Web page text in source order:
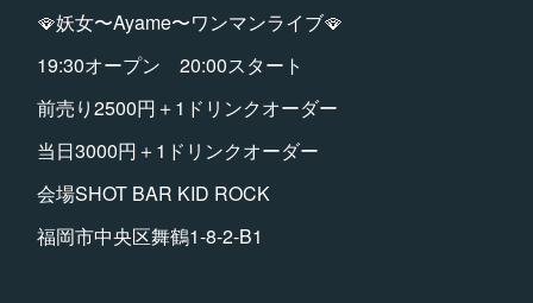
🪭妖女〜Ayame〜ワンマンライブ🪭
19:30オープン 20:00スタート
前売り2500円＋1ドリンクオーダー
当日3000円＋1ドリンクオーダー
会場SHOT BAR KID ROCK
福岡市中央区舞鶴1-8-2-B1